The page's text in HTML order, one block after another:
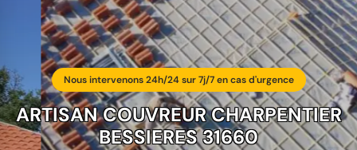
Nous intervenons 24h/24 sur 7j/7 en cas d'urgence
ARTISAN COUVREUR CHARPENTIER
BESSIERES 31660